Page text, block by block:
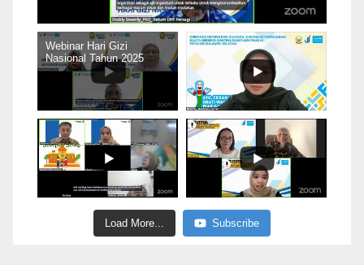
Webinar Hari Gizi
Nasional Tahun 2025
Load More... Subscribe